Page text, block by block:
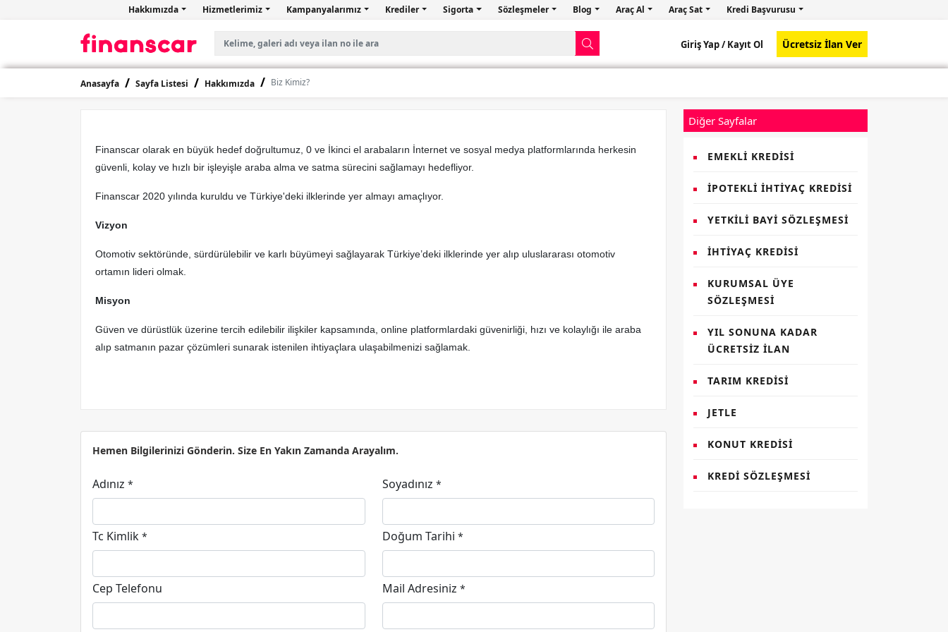
Hakkımızda Hizmetlerimiz Kampanyalarımız Krediler Sigorta Sözleşmeler Blog Araç Al Araç Sat Kredi Başvurusu
Giriş Yap /Kayıt Ol Ücretsiz İlan Ver
Anasayfa Sayfa Listesi Hakkımızda Biz Kimiz?
Finanscar olarak en büyük hedef doğrultumuz, 0 ve İkinci el arabaların İnternet ve sosyal medya platformlarında herkesin
güvenli, kolay ve hızlı bir işleyişle araba alma ve satma sürecini sağlamayı hedefliyor.
Finanscar 2020 yılında kuruldu ve Türkiye'deki ilklerinde yer almayı amaçlıyor.
Vizyon
Otomotiv sektöründe, sürdürülebilir ve karlı büyümeyi sağlayarak Türkiye’deki ilklerinde yer alıp uluslararası otomotiv
ortamın lideri olmak.
Misyon
Güven ve dürüstlük üzerine tercih edilebilir ilişkiler kapsamında, online platformlardaki güvenirliği, hızı ve kolaylığı ile araba
alıp satmanın pazar çözümleri sunarak istenilen ihtiyaçlara ulaşabilmenizi sağlamak.
Hemen Bilgilerinizi Gönderin. Size En Yakın Zamanda Arayalım.
Adınız * Soyadınız *
Tc Kimlik * Doğum Tarihi *
Cep Telefonu Mail Adresiniz *
Diğer Sayfalar
EMEKLI KREDISI
İPOTEKLI İHTIYAÇ KREDISI
YETKILI BAYI SÖZLEŞMESI
İHTIYAÇ KREDISI
KURUMSAL ÜYE
SÖZLEŞMESI
YIL SONUNA KADAR
ÜCRETSIZ İLAN
TARIM KREDISI
JETLE
KONUT KREDISI
KREDI SÖZLEŞMESI